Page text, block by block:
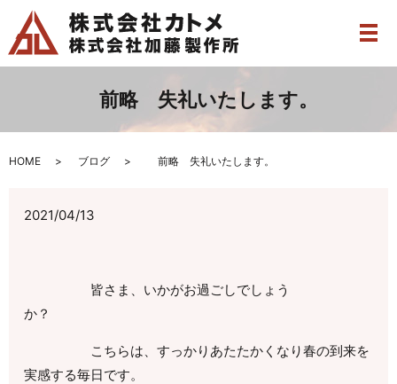
メ
前略 失礼いたします。
HOME ブログ 前略 失礼いたします。
2021/04/13
皆さま、いかがお過ごしでしょう
か？
こちらは、すっかりあたたかくなり春の到来を
実感する毎日です。